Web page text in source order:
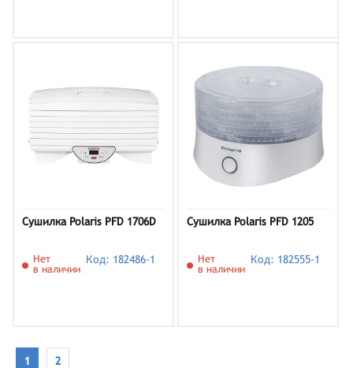
Сушилка Polaris PFD 1706D
Нет
в наличии
Код: 182486-1
Сушилка Polaris PFD 1205
Нет
в наличии
Код: 182555-1
1 2